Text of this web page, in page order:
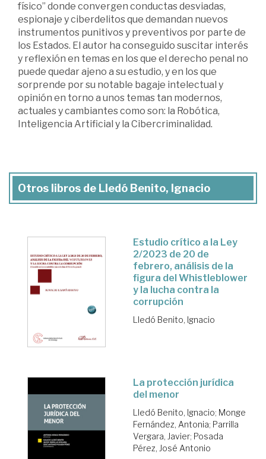
físico” donde convergen conductas desviadas,
espionaje y ciberdelitos que demandan nuevos
instrumentos punitivos y preventivos por parte de
los Estados. El autor ha conseguido suscitar interés
y reflexión en temas en los que el derecho penal no
puede quedar ajeno a su estudio, y en los que
sorprende por su notable bagaje intelectual y
opinión en torno a unos temas tan modernos,
actuales y cambiantes como son: la Robótica,
Inteligencia Artificial y la Cibercriminalidad.
Otros libros de Lledó Benito, Ignacio
Estudio crítico a la Ley
2/2023 de 20 de
febrero, análisis de la
figura del Whistleblower
y la lucha contra la
corrupción
Lledó Benito, Ignacio
La protección jurídica
del menor
Lledó Benito, Ignacio; Monge
Fernández, Antonia; Parrilla
Vergara, Javier; Posada
Pérez, José Antonio